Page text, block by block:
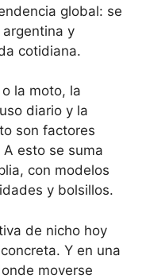
global: se
y
cotidiana.
la moto, la
diario y la
son factores
esto se suma
con modelos
y bolsillos.
de nicho hoy
Y en una
moverse